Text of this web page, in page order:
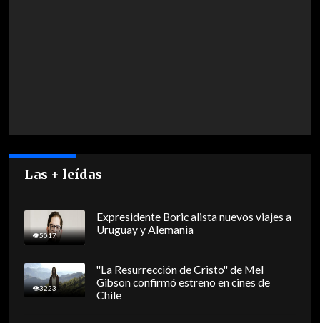
Las + leídas
5017
Expresidente Boric alista nuevos viajes a
Uruguay y Alemania
3223
"La Resurrección de Cristo" de Mel
Gibson confirmó estreno en cines de
Chile